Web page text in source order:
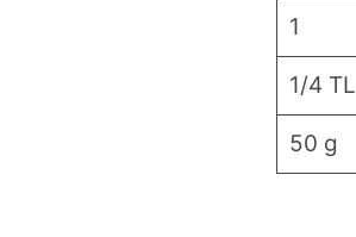
1
1/4 TL
50 g